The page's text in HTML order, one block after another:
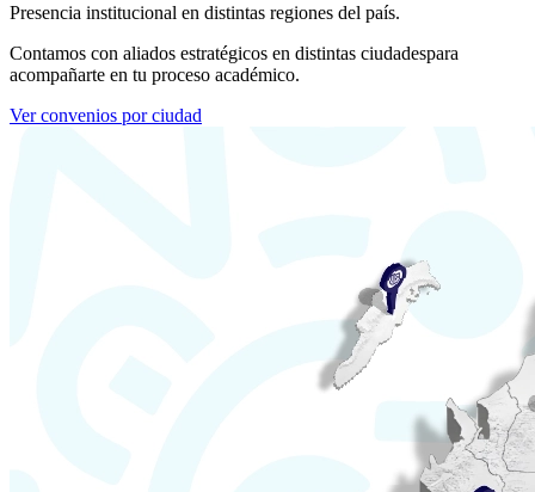
Presencia institucional en distintas regiones del país.
Contamos con aliados estratégicos en distintas ciudadespara
acompañarte en tu proceso académico.
Ver convenios por ciudad